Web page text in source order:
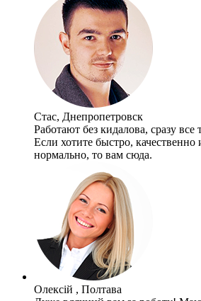
Стас, Днепропетровск
Работают без кидалова, сразу все
Если хотите быстро, качественно
нормально, то вам сюда.
Олексій , Полтава